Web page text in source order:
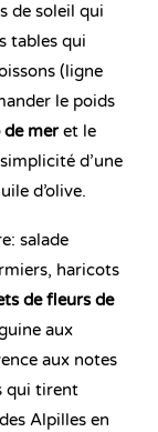
de soleil qui
tables qui
(ligne
le poids
de meret le
d’une
d’olive.
salade
haricots
de fleurs de
aux
aux notes
qui tirent
Alpilles en